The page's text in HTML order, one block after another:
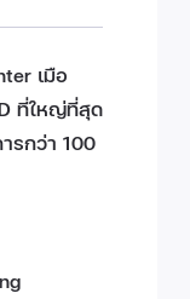
เมือ
ที่ใหญ่ที่สุด
รกว่า 100